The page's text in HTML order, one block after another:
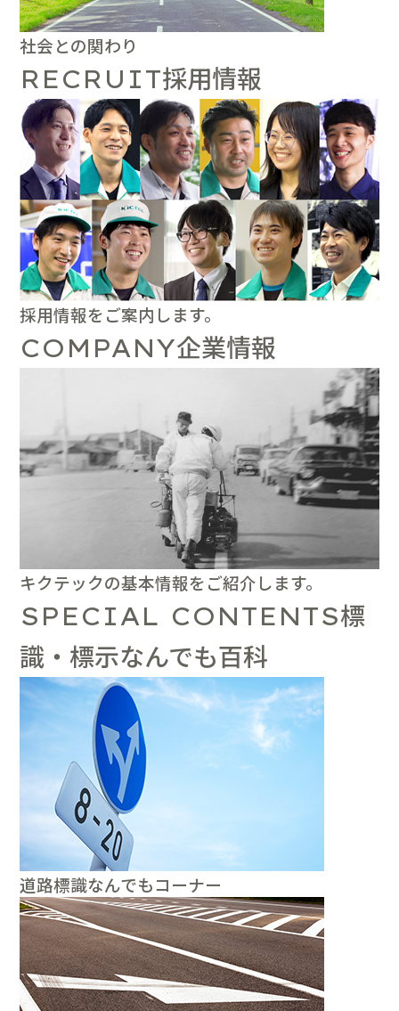
社会との関わり
RECRUIT採用情報
採用情報をご案内します。
COMPANY企業情報
キクテックの基本情報をご紹介します。
SPECIAL CONTENTS標
識・標示なんでも百科
道路標識なんでもコーナー